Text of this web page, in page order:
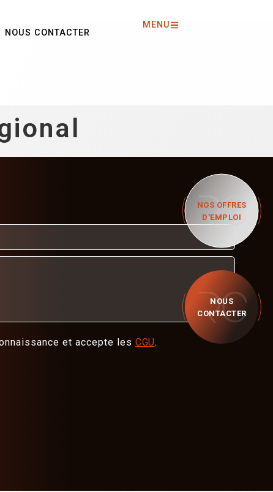
NOUS CONTACTER
MENU
NOS OFFRES
D'EMPLOI
NOUS
CONTACTER
et accepte les CGU.